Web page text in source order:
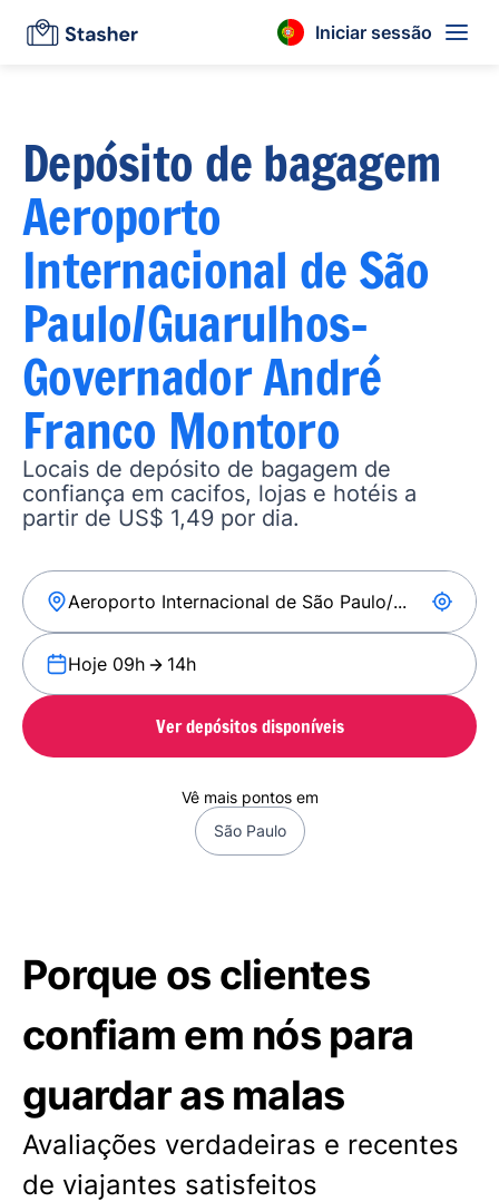
Iniciar sessão
Depósito de bagagem
Aeroporto
Internacional de São
Paulo/Guarulhos–
Governador André
Franco Montoro
Locais de depósito de bagagem de
confiança em cacifos, lojas e hotéis a
partir de US$ 1,49 por dia.
Hoje 09h 14h
Ver depósitos disponíveis
Vê mais pontos em
São Paulo
Porque os clientes
confiam em nós para
guardar as malas
Avaliações verdadeiras e recentes
de viajantes satisfeitos